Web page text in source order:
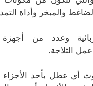
والمبخر وأداة
وعدد من
الثلاجة.
أي عطل بأحد الأجزاء